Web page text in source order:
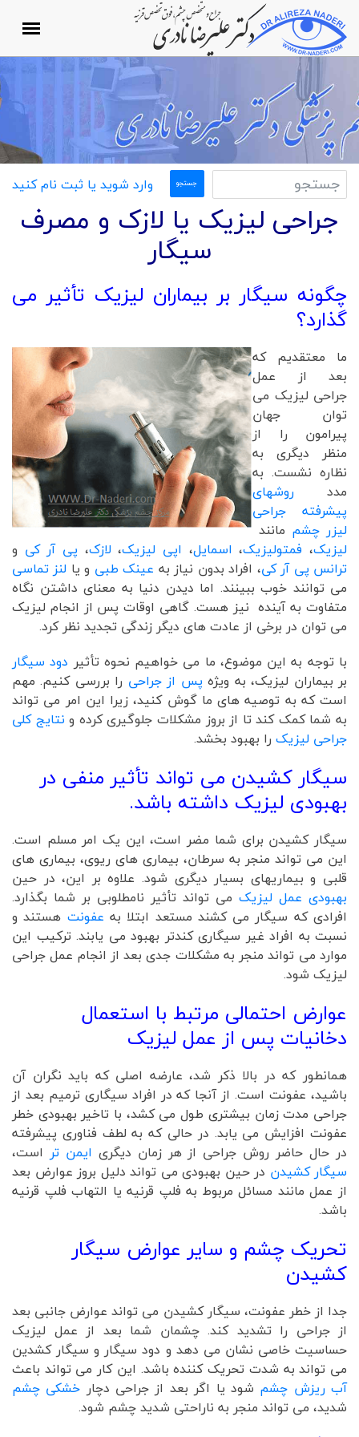
وارد شوید یا ثبت نام کنید
جراحی لیزیک یا لازک و مصرف
سیگار
چگونه سیگار بر بیماران لیزیک تأثیر می
گذارد؟
ما معتقدیم که
بعد از عمل
جراحی لیزیک می
توان جهان
پیرامون را از
منظر دیگری به
نظاره نشست. به
مدد روشهای
پیشرفته جراحی
لیزر چشم مانند
لیزیک، فمتولیزیک، اسمایل، اپی لیزیک، لازک، پی آر کی و
ترانس پی آر کی، افراد بدون نیاز به عینک طبی و یا لنز تماسی
می توانند خوب ببینند. اما دیدن دنیا به معنای داشتن نگاه
متفاوت به آینده نیز هست. گاهی اوقات پس از انجام لیزیک
می توان در برخی از عادت های دیگر زندگی تجدید نظر کرد.
با توجه به این موضوع، ما می خواهیم نحوه تأثیر دود سیگار
بر بیماران لیزیک، به ویژه پس از جراحی را بررسی کنیم. مهم
است که به توصیه های ما گوش کنید، زیرا این امر می تواند
به شما کمک کند تا از بروز مشکلات جلوگیری کرده ونتایج کلی
جراحی لیزیک را بهبود بخشد.
سیگار کشیدن می تواند تأثیر منفی در
بهبودی لیزیک داشته باشد.
سیگار کشیدن برای شما مضر است، این یک امر مسلم است.
این می تواند منجر به سرطان، بیماری های ریوی، بیماری های
قلبی و بیماریهای بسیار دیگری شود. علاوه بر این، در حین
بهبودی عمل لیزیک می تواند تأثیر نامطلوبی بر شما بگذارد.
افرادی که سیگار می کشند مستعد ابتلا به عفونت هستند و
نسبت به افراد غیر سیگاری کندتر بهبود می یابند. ترکیب این
موارد می تواند منجر به مشکلات جدی بعد از انجام عمل جراحی
لیزیک شود.
عوارض احتمالی مرتبط با استعمال
دخانیات پس از عمل لیزیک
همانطور که در بالا ذکر شد، عارضه اصلی که باید نگران آن
باشید، عفونت است. از آنجا که در افراد سیگاری ترمیم بعد از
جراحی مدت زمان بیشتری طول می کشد، با تاخیر بهبودی خطر
عفونت افزایش می یابد. در حالی که به لطف فناوری پیشرفته
در حال حاضر روش جراحی از هر زمان دیگری ایمن تر است،
سیگار کشیدن در حین بهبودی می تواند دلیل بروز عوارض بعد
از عمل مانند مسائل مربوط به فلپ قرنیه یا التهاب فلپ قرنیه
باشد.
تحریک چشم و سایر عوارض سیگار
کشیدن
جدا از خطر عفونت، سیگار کشیدن می تواند عوارض جانبی بعد
از جراحی را تشدید کند. چشمان شما بعد از عمل لیزیک
حساسیت خاصی نشان می دهد و دود سیگار و سیگار کشدین
می تواند به شدت تحریک کننده باشد. این کار می تواند باعث
آب ریزش چشم شود یا اگر بعد از جراحی دچار خشکی چشم
شدید، می تواند منجر به ناراحتی شدید چشم شود.